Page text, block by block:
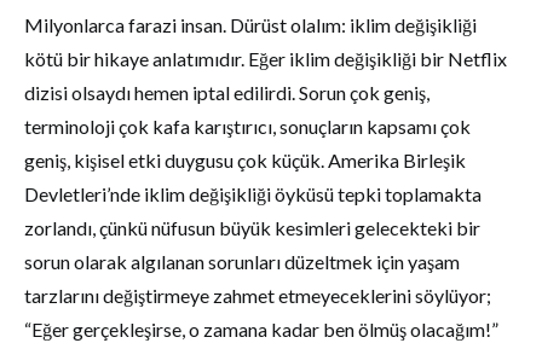
Milyonlarca farazi insan. Dürüst olalım: iklim değişikliği
kötü bir hikaye anlatımıdır. Eğer iklim değişikliği bir Netflix
dizisi olsaydı hemen iptal edilirdi. Sorun çok geniş,
terminoloji çok kafa karıştırıcı, sonuçların kapsamı çok
geniş, kişisel etki duygusu çok küçük. Amerika Birleşik
Devletleri’nde iklim değişikliği öyküsü tepki toplamakta
zorlandı, çünkü nüfusun büyük kesimleri gelecekteki bir
sorun olarak algılanan sorunları düzeltmek için yaşam
tarzlarını değiştirmeye zahmet etmeyeceklerini söylüyor;
“Eğer gerçekleşirse, o zamana kadar ben ölmüş olacağım!”